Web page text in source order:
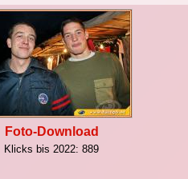
Foto-Download
Klicks bis 2022: 889